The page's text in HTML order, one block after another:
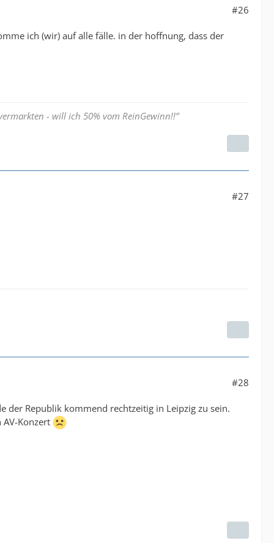
#26
ich (wir) auf alle fälle. in der hoffnung, dass der
- will ich 50% vom ReinGewinn!!”
#27
#28
der Republik kommend rechtzeitig in Leipzig zu sein.
Konzert